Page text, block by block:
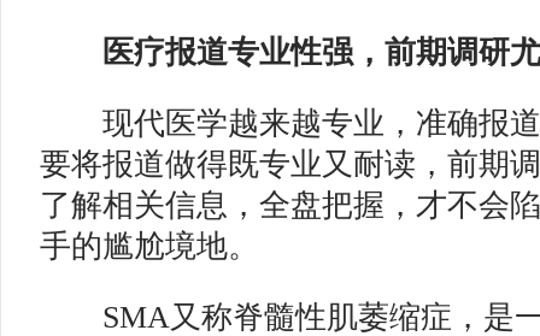
医疗报道专业性强，前期调研
现代医学越来越专业，准确报道
要将报道做得既专业又耐读，前期
了解相关信息，全盘把握，才不会
手的尴尬境地。
SMA又称脊髓性肌萎缩症，是